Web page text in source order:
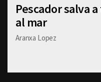
Pescador salva
al mar
Aranxa Lopez